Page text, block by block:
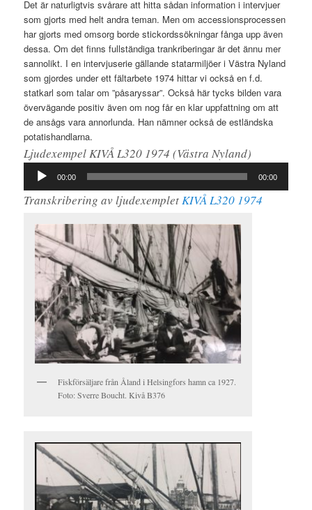
Det är naturligtvis svårare att hitta sådan information i intervjuer
som gjorts med helt andra teman. Men om accessionsprocessen
har gjorts med omsorg borde stickordssökningar fånga upp även
dessa. Om det finns fullständiga trankriberingar är det ännu mer
sannolikt. I en intervjuserie gällande statarmiljöer i Västra Nyland
som gjordes under ett fältarbete 1974 hittar vi också en f.d.
statkarl som talar om ”påsaryssar”. Också här tycks bilden vara
övervägande positiv även om nog får en klar uppfattning om att
de ansågs vara annorlunda. Han nämner också de estländska
potatishandlarna.
Ljudexempel KIVÅ L320 1974 (Västra Nyland)
Ljudspelare
00:00 00:00
Transkribering av ljudexempletKIVÅ L320 1974
Fiskförsäljare från Åland i Helsingfors hamn ca 1927.
Foto: Sverre Boucht. Kivå B376